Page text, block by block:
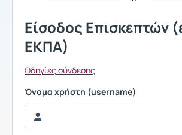
Είσοδος Επισκεπτών
ΕΚΠΑ)
Οδηγίες σύνδεσης
Όνομα χρήστη (username)